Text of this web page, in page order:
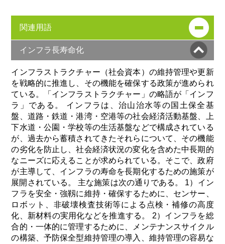
関連用語
インフラ長寿命化
インフラストラクチャー（社会資本）の維持管理や更新
を戦略的に推進し、その機能を確保する政策が進められ
ている。「インフラストラクチャー」の略語が「インフ
ラ」である。 インフラは、治山治水等の国土保全基
盤、道路・鉄道・港湾・空港等の社会経済活動基盤、上
下水道・公園・学校等の生活基盤などで構成されている
が、過去から蓄積されてきたそれらについて、その機能
の劣化を防止し、社会経済状況の変化を含めた中長期的
なニーズに応えることが求められている。そこで、政府
が主導して、インフラの寿命を長期化するための施策が
展開されている。 主な施策は次の通りである。 1）イン
フラを安全・強靱に維持・確保するために、センサー、
ロボット、非破壊検査技術等による点検・補修の高度
化、新材料の実用化などを推進する。 2）インフラを総
合的・一体的に管理するために、メンテナンスサイクル
の構築、予防保全型維持管理の導入、維持管理の容易な